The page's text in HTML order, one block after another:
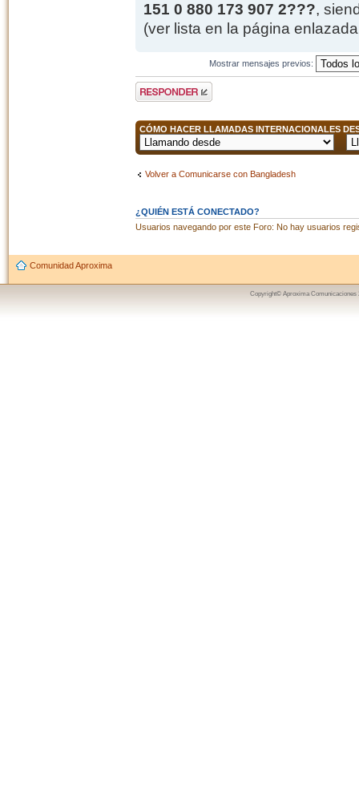
151 0 880 173 907 2???,
(ver lista en la página
Mostrar mensajes previos:
Publicar una
respuesta
CÓMO HACER LLAMADAS INTERNACIONALES
Volver a Comunicarse con Bangladesh
¿QUIÉN ESTÁ CONECTADO?
Usuarios navegando por este Foro: No hay usuarios
Comunidad Aproxima
Copyright© Aproxima Comunicaciones